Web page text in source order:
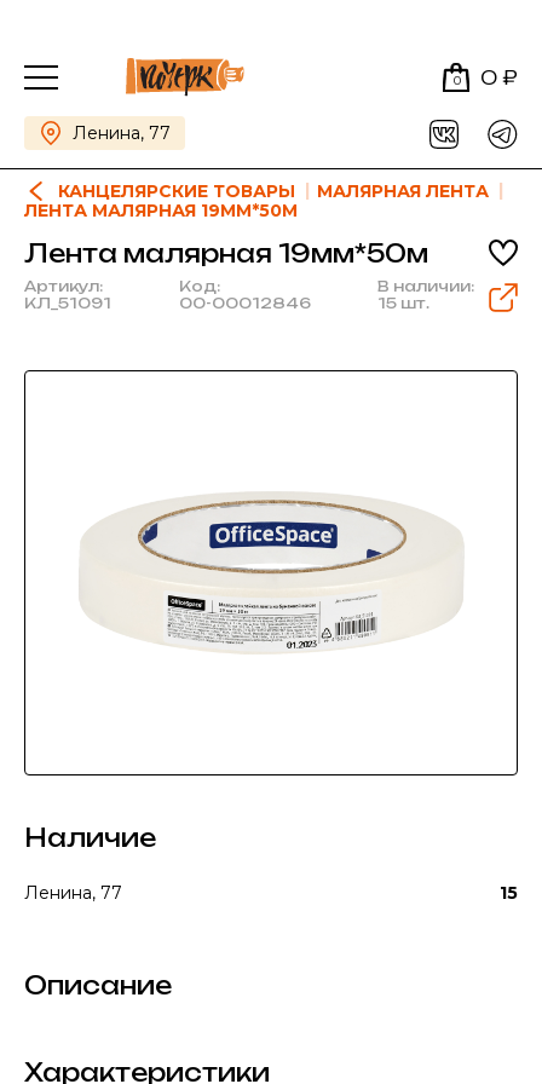
0 0 ₽
Ленина, 77
КАНЦЕЛЯРСКИЕ ТОВАРЫ
МАЛЯРНАЯ ЛЕНТА
ЛЕНТА МАЛЯРНАЯ 19ММ*50М
Лента малярная 19мм*50м
Артикул:
КЛ_51091
Код:
00-00012846
В наличии:
15 шт.
Наличие
Ленина, 77 15
Описание
Характеристики